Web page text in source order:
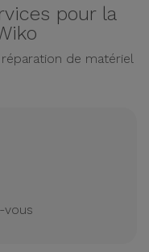
pour la
de matériel
vous